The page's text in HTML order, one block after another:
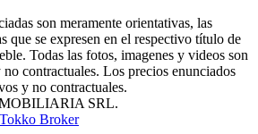
son meramente orientativas, las
que se expresen en el respectivo título de
Todas las fotos, imagenes y videos son
contractuales. Los precios enunciados
y no contractuales.
SRL.
Broker